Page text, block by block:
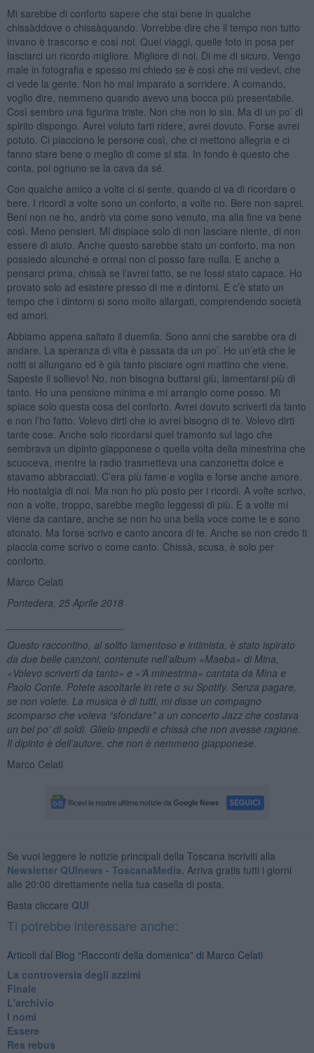
Mi sarebbe di conforto sapere che stai bene in qualche
chissàddove o chissàquando. Vorrebbe dire che il tempo non tutto
invano è trascorso e così noi. Quei viaggi, quelle foto in posa per
lasciarci un ricordo migliore. Migliore di noi. Di me di sicuro. Vengo
male in fotografia e spesso mi chiedo se è così che mi vedevi, che
ci vede la gente. Non ho mai imparato a sorridere. A comando,
voglio dire, nemmeno quando avevo una bocca più presentabile.
Così sembro una figurina triste. Non che non lo sia. Ma di un po’ di
spirito dispongo. Avrei voluto farti ridere, avrei dovuto. Forse avrei
potuto. Ci piacciono le persone così, che ci mettono allegria e ci
fanno stare bene o meglio di come si sta. In fondo è questo che
conta, poi ognuno se la cava da sé.
Con qualche amico a volte ci si sente, quando ci va di ricordare o
bere. I ricordi a volte sono un conforto, a volte no. Bere non saprei.
Beni non ne ho, andrò via come sono venuto, ma alla fine va bene
così. Meno pensieri. Mi dispiace solo di non lasciare niente, di non
essere di aiuto. Anche questo sarebbe stato un conforto, ma non
possiedo alcunché e ormai non ci posso fare nulla. E anche a
pensarci prima, chissà se l’avrei fatto, se ne fossi stato capace. Ho
provato solo ad esistere presso di me e dintorni. E c’è stato un
tempo che i dintorni si sono molto allargati, comprendendo società
ed amori.
Abbiamo appena saltato il duemila. Sono anni che sarebbe ora di
andare. La speranza di vita è passata da un po’. Ho un’età che le
notti si allungano ed è già tanto pisciare ogni mattino che viene.
Sapeste il sollievo! No, non bisogna buttarsi giù, lamentarsi più di
tanto. Ho una pensione minima e mi arrangio come posso. Mi
spiace solo questa cosa del conforto. Avrei dovuto scriverti da tanto
e non l’ho fatto. Volevo dirti che io avrei bisogno di te. Volevo dirti
tante cose. Anche solo ricordarsi quel tramonto sul lago che
sembrava un dipinto giapponese o quella volta della minestrina che
scuoceva, mentre la radio trasmetteva una canzonetta dolce e
stavamo abbracciati. C’era più fame e voglia e forse anche amore.
Ho nostalgia di noi. Ma non ho più posto per i ricordi. A volte scrivo,
non a volte, troppo, sarebbe meglio leggessi di più. E a volte mi
viene da cantare, anche se non ho una bella voce come te e sono
stonato. Ma forse scrivo e canto ancora di te. Anche se non credo ti
piaccia come scrivo o come canto. Chissà, scusa, è solo per
conforto.
Marco Celati
Pontedera, 25 Aprile 2018
Questo raccontino, al solito lamentoso e intimista, è stato ispirato
da due belle canzoni, contenute nell’album «Maeba» di Mina,
«Volevo scriverti da tanto» e «’A minestrina» cantata da Mina e
Paolo Conte. Potete ascoltarle in rete o su Spotify. Senza pagare,
se non volete. La musica è di tutti, mi disse un compagno
scomparso che voleva “sfondare” a un concerto Jazz che costava
un bel po’ di soldi. Glielo impedii e chissà che non avesse ragione.
Il dipinto è dell’autore, che non è nemmeno giapponese.
Marco Celati
Se vuoi leggere le notizie principali della Toscana iscriviti alla
Newsletter QUInews - ToscanaMedia. Arriva gratis tutti i giorni
alle 20:00 direttamente nella tua casella di posta.
Basta cliccare QUI
Ti potrebbe interessare anche:
Articoli dal Blog “Racconti della domenica” di Marco Celati
La controversia degli azzimi
Finale
L'archivio
I nomi
Essere
Res rebus